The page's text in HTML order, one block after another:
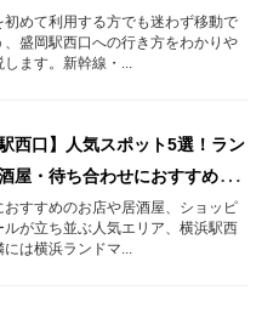
初めて利用する方でも迷わず移動で
、盛岡駅西口への行き方をわかりや
ます。新幹線・...
駅西口】人気スポット5選！ラン
屋・待ち合わせにおすすめの
おすすめのお店や居酒屋、ショッピ
ルが立ち並ぶ人気エリア、横浜駅西
は横浜ランドマ...